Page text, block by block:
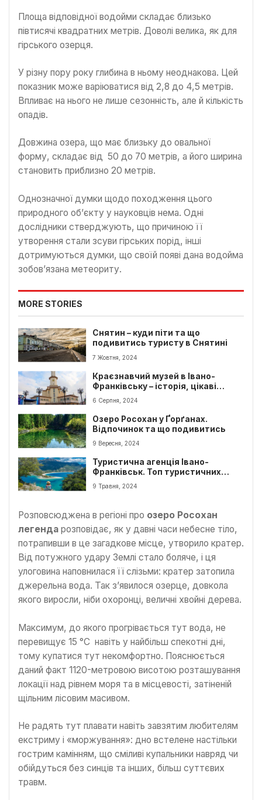
Площа відповідної водойми складає близько
півтисячі квадратних метрів. Доволі велика, як для
гірського озерця.
У різну пору року глибина в ньому неоднакова. Цей
показник може варіюватися від 2,8 до 4,5 метрів.
Впливає на нього не лише сезонність, але й кількість
опадів.
Довжина озера, що має близьку до овальної
форму, складає від 50 до 70 метрів, а його ширина
становить приблизно 20 метрів.
Однозначної думки щодо походження цього
природного об’єкту у науковців нема. Одні
дослідники стверджують, що причиною її
утворення стали зсуви гірських порід, інші
дотримуються думки, що своїй появі дана водойма
зобов’язана метеориту.
MORE STORIES
Снятин – куди піти та що
подивитись туристу в Снятині
7 Жовтня, 2024
Краєзнавчий музей в Івано-
Франківську – історія, цікаві
факти, ціни
6 Серпня, 2024
Озеро Росохан у Ґорґанах.
Відпочинок та що подивитись
9 Вересня, 2024
Туристична агенція Івано-
Франківськ. Топ туристичних
фірм міста
9 Травня, 2024
Розповсюджена в регіоні про озеро Росохан
легенда розповідає, як у давні часи небесне тіло,
потрапивши в це загадкове місце, утворило кратер.
Від потужного удару Землі стало боляче, і ця
улоговина наповнилася її слізьми: кратер затопила
джерельна вода. Так з’явилося озерце, довкола
якого виросли, ніби охоронці, величні хвойні дерева.
Максимум, до якого прогрівається тут вода, не
перевищує 15 °С навіть у найбільш спекотні дні,
тому купатися тут некомфортно. Пояснюється
даний факт 1120-метровою висотою розташування
локації над рівнем моря та в місцевості, затіненій
щільним лісовим масивом.
Не радять тут плавати навіть завзятим любителям
екстриму і «моржування»: дно встелене настільки
гострим камінням, що сміливі купальники навряд чи
обійдуться без синців та інших, більш суттєвих
травм.